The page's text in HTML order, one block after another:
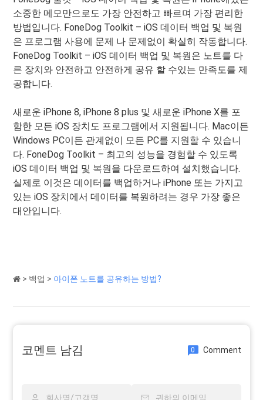
소중한 메모만으로도 가장 안전하고 빠르며 가장 편리한
방법입니다. FoneDog Toolkit – iOS 데이터 백업 및 복원
은 프로그램 사용에 문제 나 문제없이 확실히 작동합니다.
FoneDog Toolkit – iOS 데이터 백업 및 복원은 노트를 다
른 장치와 안전하고 안전하게 공유 할 수있는 만족도를 제
공합니다.
새로운 iPhone 8, iPhone 8 plus 및 새로운 iPhone X를 포
함한 모든 iOS 장치도 프로그램에서 지원됩니다. Mac이든
Windows PC이든 관계없이 모든 PC를 지원할 수 있습니
다. FoneDog Toolkit – 최고의 성능을 경험할 수 있도록
iOS 데이터 백업 및 복원을 다운로드하여 설치했습니다.
실제로 이것은 데이터를 백업하거나 iPhone 또는 가지고
있는 iOS 장치에서 데이터를 복원하려는 경우 가장 좋은
대안입니다.
> 백업 > 아이폰 노트를 공유하는 방법?
코멘트 남김 0 Comment